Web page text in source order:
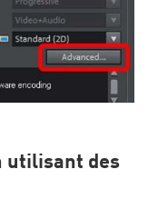
utilisant des